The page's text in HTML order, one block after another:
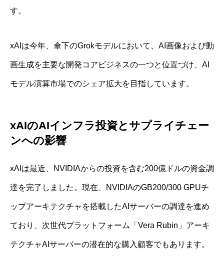
す。
xAIは今年、傘下のGrokモデルにおいて、AI画像および動
画生成を主要な開発コアビジネスの一つと位置づけ、AI
モデル演算市場でのシェア拡大を目指しています。
xAIのAIインフラ投資とサプライチェー
ンへの影響
xAIは最近、NVIDIAからの投資を含む200億ドルの資金調
達を完了しました。現在、NVIDIAのGB200/300 GPUチ
ップアーキテクチャを搭載したAIサーバーの調達を進め
ており、次世代プラットフォーム「Vera Rubin」アーキ
テクチャAIサーバーの潜在的な購入顧客でもあります。